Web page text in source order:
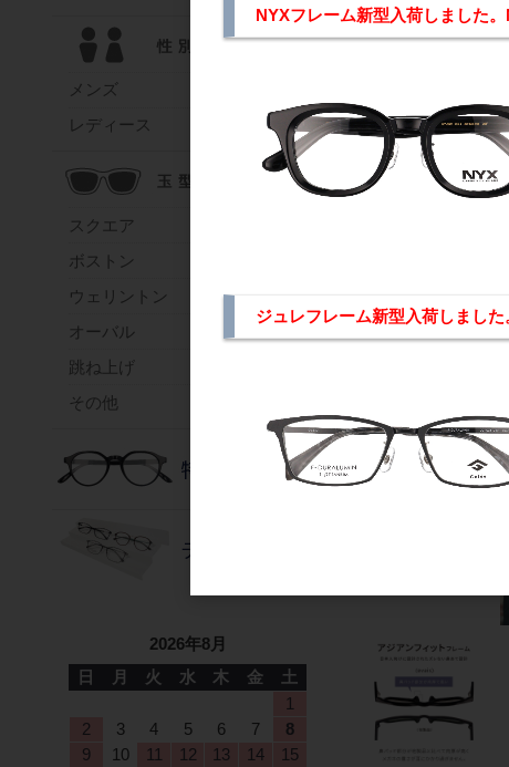
メンズ
レディース
スクエア
ボストン
ウェリントン
オーバル
跳ね上げ
その他
2026年8月
日
月 火 水 木 金
土
1
2
3 4 5 6 7
8
9
10 11 12 13 14
15
NYXフレーム新型入荷しました。
ジュレフレーム新型入荷しました